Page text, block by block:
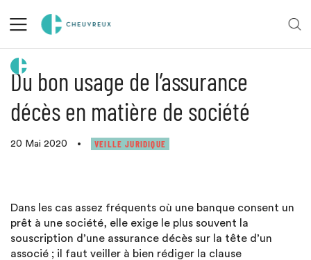
Retour aux actualités
Du bon usage de l’assurance
décès en matière de société
20 Mai 2020 • VEILLE JURIDIQUE
Dans les cas assez fréquents où une banque consent un
prêt à une société, elle exige le plus souvent la
souscription d’une assurance décès sur la tête d’un
associé ; il faut veiller à bien rédiger la clause